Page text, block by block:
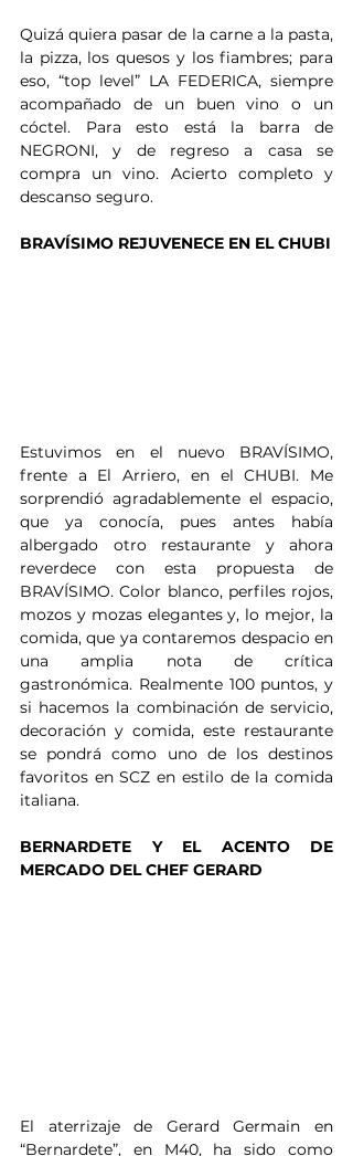
Quizá quiera pasar de la carne a la pasta,
la pizza, los quesos y los fiambres; para
eso, “top level” LA FEDERICA, siempre
acompañado de un buen vino o un
cóctel. Para esto está la barra de
NEGRONI, y de regreso a casa se
compra un vino. Acierto completo y
descanso seguro.
BRAVÍSIMO REJUVENECE EN EL CHUBI
Estuvimos en el nuevo BRAVÍSIMO,
frente a El Arriero, en el CHUBI. Me
sorprendió agradablemente el espacio,
que ya conocía, pues antes había
albergado otro restaurante y ahora
reverdece con esta propuesta de
BRAVÍSIMO. Color blanco, perfiles rojos,
mozos y mozas elegantes y, lo mejor, la
comida, que ya contaremos despacio en
una amplia nota de crítica
gastronómica. Realmente 100 puntos, y
si hacemos la combinación de servicio,
decoración y comida, este restaurante
se pondrá como uno de los destinos
favoritos en SCZ en estilo de la comida
italiana.
BERNARDETE Y EL ACENTO DE
MERCADO DEL CHEF GERARD
El aterrizaje de Gerard Germain en
“Bernardete”, en M40, ha sido como